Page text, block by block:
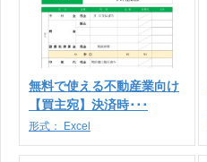
無料で使える不動産業向け
【買主宛】決済時･･･
形式： Excel